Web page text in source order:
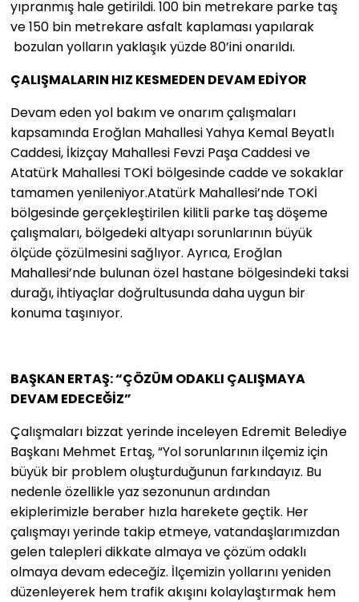
yıpranmış hale getirildi. 100 bin metrekare parke taş
ve 150 bin metrekare asfalt kaplaması yapılarak
bozulan yolların yaklaşık yüzde 80’ini onarıldı.
ÇALIŞMALARIN HIZ KESMEDEN DEVAM EDİYOR
Devam eden yol bakım ve onarım çalışmaları
kapsamında Eroğlan Mahallesi Yahya Kemal Beyatlı
Caddesi, İkizçay Mahallesi Fevzi Paşa Caddesi ve
Atatürk Mahallesi TOKİ bölgesinde cadde ve sokaklar
tamamen yenileniyor.Atatürk Mahallesi’nde TOKİ
bölgesinde gerçekleştirilen kilitli parke taş döşeme
çalışmaları, bölgedeki altyapı sorunlarının büyük
ölçüde çözülmesini sağlıyor. Ayrıca, Eroğlan
Mahallesi’nde bulunan özel hastane bölgesindeki taksi
durağı, ihtiyaçlar doğrultusunda daha uygun bir
konuma taşınıyor.
BAŞKAN ERTAŞ: “ÇÖZÜM ODAKLI ÇALIŞMAYA
DEVAM EDECEĞİZ”
Çalışmaları bizzat yerinde inceleyen Edremit Belediye
Başkanı Mehmet Ertaş, “Yol sorunlarının ilçemiz için
büyük bir problem oluşturduğunun farkındayız. Bu
nedenle özellikle yaz sezonunun ardından
ekiplerimizle beraber hızla harekete geçtik. Her
çalışmayı yerinde takip etmeye, vatandaşlarımızdan
gelen talepleri dikkate almaya ve çözüm odaklı
olmaya devam edeceğiz. İlçemizin yollarını yeniden
düzenleyerek hem trafik akışını kolaylaştırmak hem